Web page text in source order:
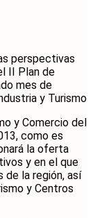
perspectivas
II Plan de
mes de
y Turismo
y Comercio del
como es
la oferta
y en el que
de la región, así
y Centros